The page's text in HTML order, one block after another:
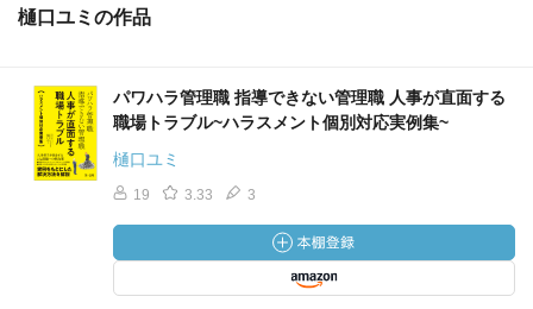
樋口ユミの作品
パワハラ管理職 指導できない管理職 人事が直面する
職場トラブル~ハラスメント個別対応実例集~
樋口ユミ
19 3.33 3